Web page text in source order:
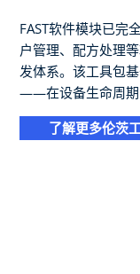
FAST软件模块已完
户管理、配方处理
发体系。该工具包
——在设备生命周期
了解更多伦茨